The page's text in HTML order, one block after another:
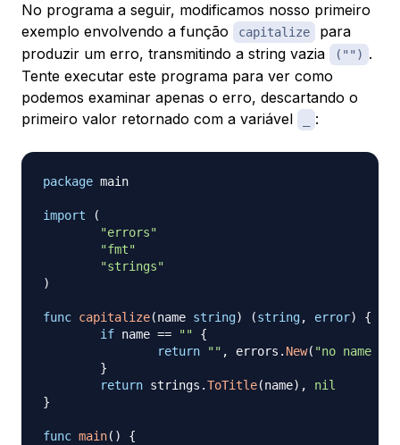
No programa a seguir, modificamos nosso primeiro
exemplo envolvendo a função
capitalize
para
produzir um erro, transmitindo a string vazia
("") .
Tente executar este programa para ver como
podemos examinar apenas o erro, descartando o
primeiro valor retornado com a variável
:
package main
import
(
"errors"
"fmt"
"strings"
)
func capitalize(name string) (string, error)
{
if name == ""
{
return
"" , errors . New( "no name
}
return strings .ToTitle(name) ,
nil
}
func main( )
{